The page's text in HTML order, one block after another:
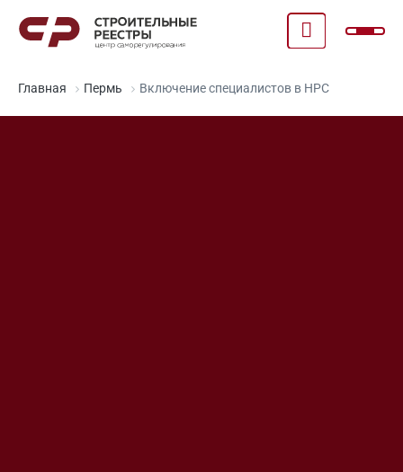
Главная Пермь Включение специалистов в НРС